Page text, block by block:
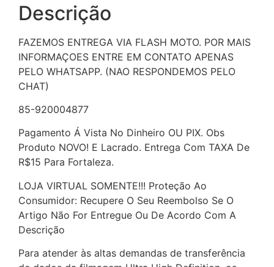
Descrição
FAZEMOS ENTREGA VIA FLASH MOTO. POR MAIS
INFORMAÇOES ENTRE EM CONTATO APENAS
PELO WHATSAPP. (NAO RESPONDEMOS PELO
CHAT)
85-920004877
Pagamento Á Vista No Dinheiro OU PIX. Obs
Produto NOVO! E Lacrado. Entrega Com TAXA De
R$15 Para Fortaleza.
LOJA VIRTUAL SOMENTE!!! Proteção Ao
Consumidor: Recupere O Seu Reembolso Se O
Artigo Não For Entregue Ou De Acordo Com A
Descrição
Para atender às altas demandas de transferência